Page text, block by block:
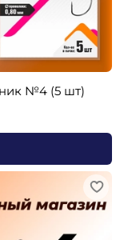
№4 (5 шт)